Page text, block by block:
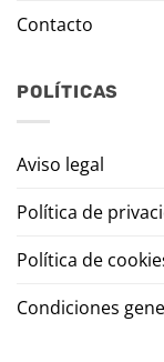
Contacto
POLÍTICAS
Aviso legal
Política de
Política de
Condiciones